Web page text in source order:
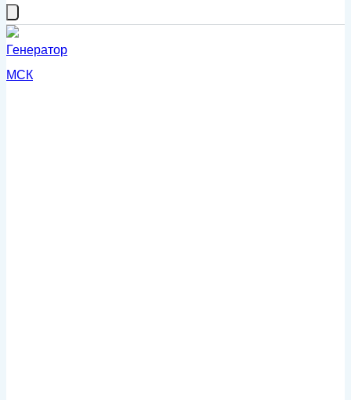
товаров